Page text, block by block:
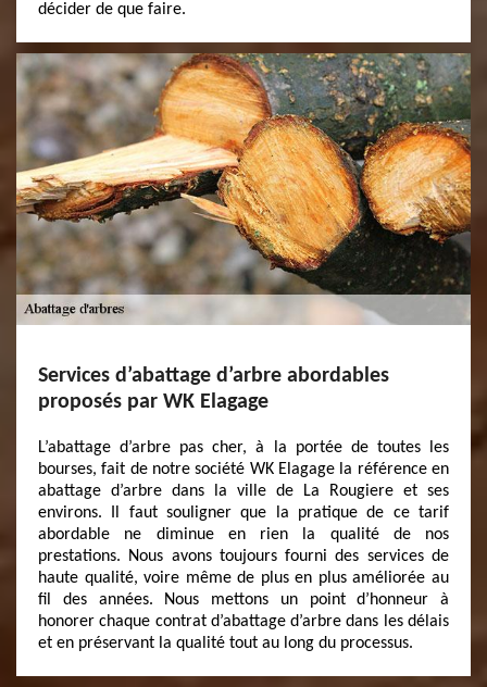
décider de que faire.
Services d’abattage d’arbre abordables
proposés par WK Elagage
L’abattage d’arbre pas cher, à la portée de toutes les
bourses, fait de notre société WK Elagage la référence en
abattage d’arbre dans la ville de La Rougiere et ses
environs. Il faut souligner que la pratique de ce tarif
abordable ne diminue en rien la qualité de nos
prestations. Nous avons toujours fourni des services de
haute qualité, voire même de plus en plus améliorée au
fil des années. Nous mettons un point d’honneur à
honorer chaque contrat d’abattage d’arbre dans les délais
et en préservant la qualité tout au long du processus.